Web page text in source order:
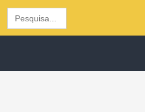
Search
for: